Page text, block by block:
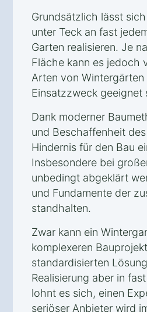
Grundsätzlich lässt
unter Teck an fast
Garten realisieren. Je
Fläche kann es jedoch
Arten von
Einsatzzweck geeignet
Dank moderner
und Beschaffenheit
Hindernis für den Bau
Insbesondere bei
unbedingt abgeklärt
und Fundamente der
standhalten.
Zwar kann ein
komplexeren
standardisierten
Realisierung aber in
lohnt es sich, einen
seriöser Anbieter wird